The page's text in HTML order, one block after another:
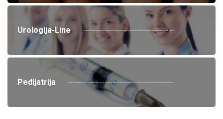
Urologija-Line
Pedijatrija